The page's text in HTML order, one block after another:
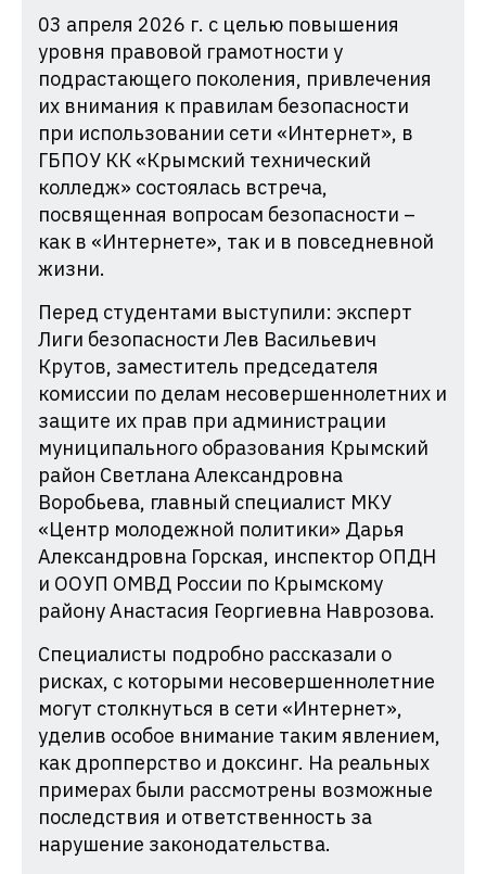
при
Администрации
Краснодарского
края
03 апреля 2026 г. с целью повышения
уровня правовой грамотности у
подрастающего поколения, привлечения
их внимания к правилам безопасности
при использовании сети «Интернет», в
ГБПОУ КК «Крымский технический
колледж» состоялась встреча,
посвященная вопросам безопасности –
как в «Интернете», так и в повседневной
жизни.
Перед студентами выступили: эксперт
Лиги безопасности Лев Васильевич
Крутов, заместитель председателя
комиссии по делам несовершеннолетних и
защите их прав при администрации
муниципального образования Крымский
район Светлана Александровна
Воробьева, главный специалист МКУ
«Центр молодежной политики» Дарья
Александровна Горская, инспектор ОПДН
и ООУП ОМВД России по Крымскому
району Анастасия Георгиевна Наврозова.
Специалисты подробно рассказали о
рисках, с которыми несовершеннолетние
могут столкнуться в сети «Интернет»,
уделив особое внимание таким явлением,
как дропперство и доксинг. На реальных
примерах были рассмотрены возможные
последствия и ответственность за
нарушение законодательства.